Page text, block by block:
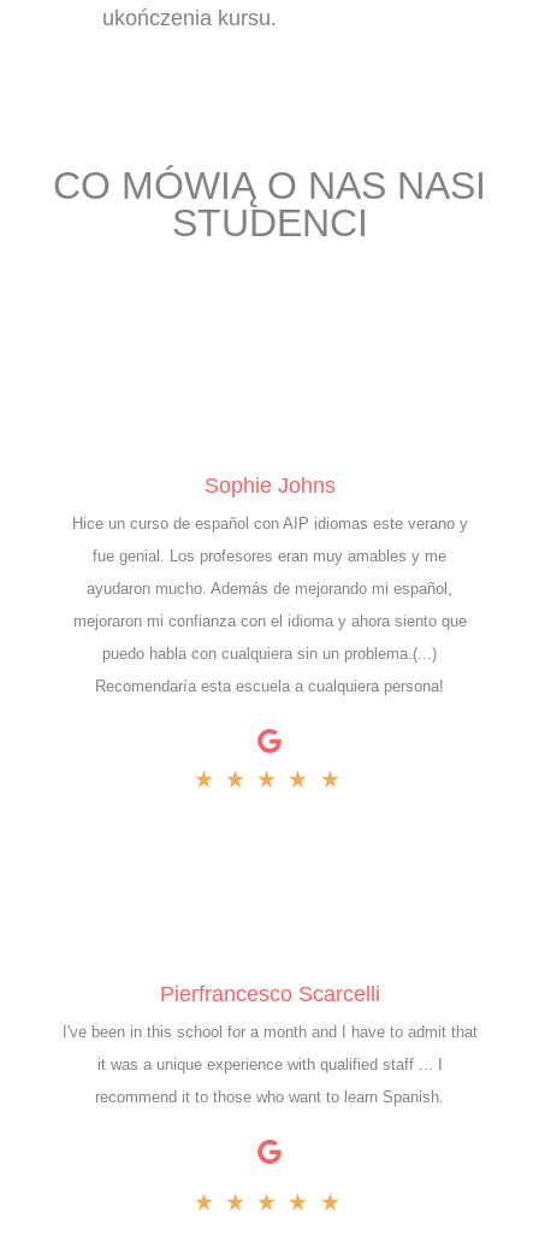
ukończenia kursu.
CO MÓWIĄ O NAS NASI
STUDENCI
Sophie Johns
Hice un curso de español con AIP idiomas este verano y
fue genial. Los profesores eran muy amables y me
ayudaron mucho. Además de mejorando mi español,
mejoraron mi confianza con el idioma y ahora siento que
puedo habla con cualquiera sin un problema.(...)
Recomendaría esta escuela a cualquiera persona!
Pierfrancesco Scarcelli
I've been in this school for a month and I have to admit that
it was a unique experience with qualified staff ... I
recommend it to those who want to learn Spanish.